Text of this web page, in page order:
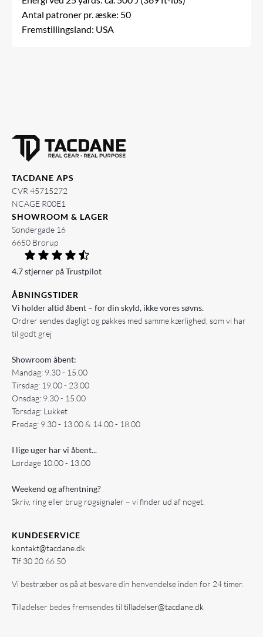
Antal patroner pr. æske: 50
Fremstillingsland: USA
TACDANE APS
CVR 45715272
NCAGE R00E1
SHOWROOM & LAGER
Søndergade 16
6650 Brørup
4.7 stjerner på Trustpilot
ÅBNINGSTIDER
Vi holder altid åbent – for din skyld, ikke vores søvns.
Ordrer sendes dagligt og pakkes med samme kærlighed, som vi har
til godt grej
Showroom åbent:
Mandag: 9.30 - 15.00
Tirsdag: 19.00 - 23.00
Onsdag: 9.30 - 15.00
Torsdag: Lukket
Fredag: 9.30 - 13.00 & 14.00 - 18.00
I lige uger har vi åbent...
Lørdage 10.00 - 13.00
Weekend og afhentning?
Skriv, ring eller brug røgsignaler – vi finder ud af noget.
KUNDESERVICE
kontakt@tacdane.dk
Tlf 30 20 66 50
Vi bestræber os på at besvare din henvendelse inden for 24 timer.
Tilladelser bedes fremsendes til tilladelser@tacdane.dk